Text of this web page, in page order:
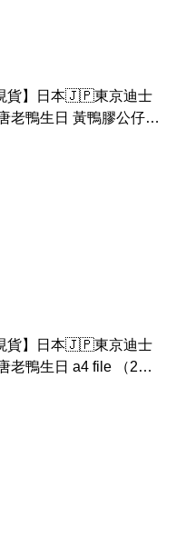
貨】日本🇯🇵東京迪士
老鴨生日 黃鴨膠公仔小
貨】日本🇯🇵東京迪士
老鴨生日 a4 file （2件